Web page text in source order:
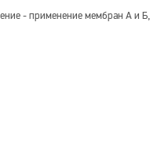
- применение мембран А и